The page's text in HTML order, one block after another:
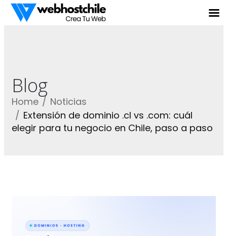
Blog
Home
Noticias
Extensión de dominio .cl vs .com: cuál
elegir para tu negocio en Chile, paso a paso